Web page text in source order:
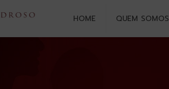
HOME QUEM SOMOS